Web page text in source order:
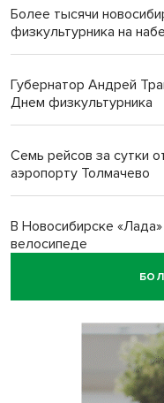
Более тысячи
физкультурника на
Губернатор Андрей
Днем физкультурника
Семь рейсов за сутки
аэропорту Толмачево
В Новосибирске
велосипеде